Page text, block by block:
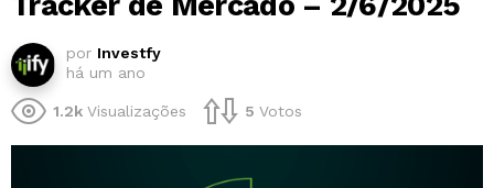
por Investfy
há um ano
1.2k Visualizações 5 Votos